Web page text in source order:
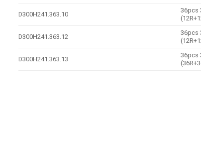
D300H241.363.10
36pcs
D300H241.363.12
36pcs
D300H241.363.13
36pcs